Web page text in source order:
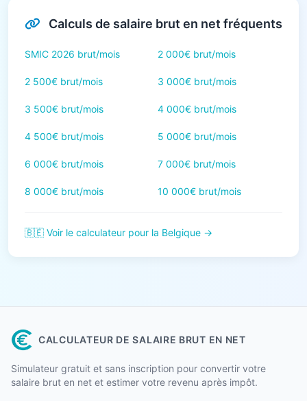
Calculs de salaire brut en net fréquents
SMIC 2026 brut/mois 2 000€ brut/mois
2 500€ brut/mois 3 000€ brut/mois
3 500€ brut/mois 4 000€ brut/mois
4 500€ brut/mois 5 000€ brut/mois
6 000€ brut/mois 7 000€ brut/mois
8 000€ brut/mois 10 000€ brut/mois
🇧🇪 Voir le calculateur pour la Belgique →
CALCULATEUR DE SALAIRE BRUT EN NET
Simulateur gratuit et sans inscription pour convertir votre
salaire brut en net et estimer votre revenu après impôt.